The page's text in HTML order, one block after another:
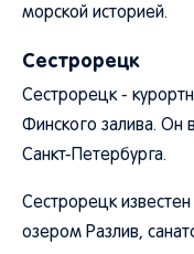
морской историей.
Сестрорецк
Сестрорецк -
Финского залива. Он
Санкт-Петербурга.
Сестрорецк
озером Разлив,